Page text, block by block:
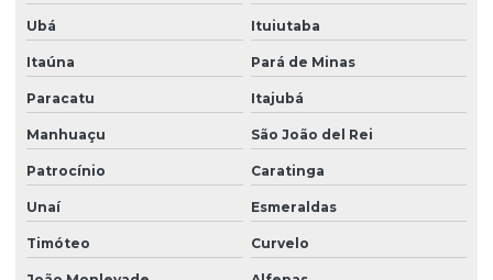
Ubá Ituiutaba
Itaúna Pará de Minas
Paracatu Itajubá
Manhuaçu São João del Rei
Patrocínio Caratinga
Unaí Esmeraldas
Timóteo Curvelo